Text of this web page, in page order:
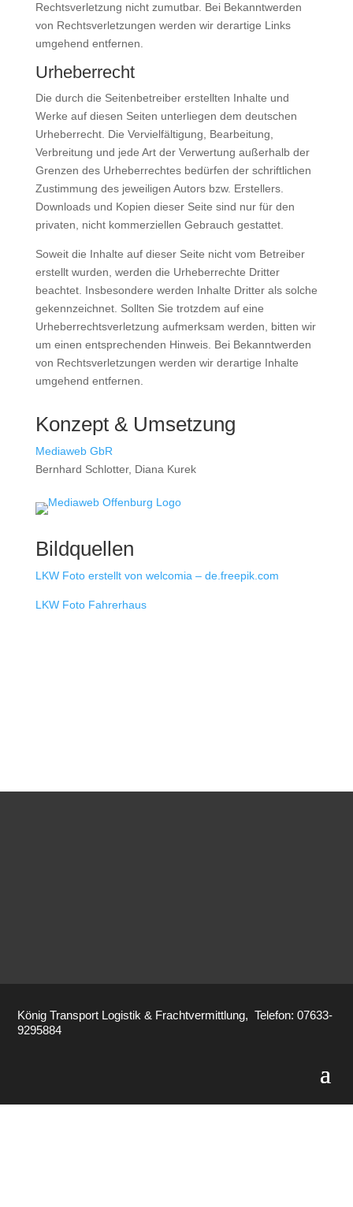
Rechtsverletzung nicht zumutbar. Bei Bekanntwerden
von Rechtsverletzungen werden wir derartige Links
umgehend entfernen.
Urheberrecht
Die durch die Seitenbetreiber erstellten Inhalte und
Werke auf diesen Seiten unterliegen dem deutschen
Urheberrecht. Die Vervielfältigung, Bearbeitung,
Verbreitung und jede Art der Verwertung außerhalb der
Grenzen des Urheberrechtes bedürfen der schriftlichen
Zustimmung des jeweiligen Autors bzw. Erstellers.
Downloads und Kopien dieser Seite sind nur für den
privaten, nicht kommerziellen Gebrauch gestattet.
Soweit die Inhalte auf dieser Seite nicht vom Betreiber
erstellt wurden, werden die Urheberrechte Dritter
beachtet. Insbesondere werden Inhalte Dritter als solche
gekennzeichnet. Sollten Sie trotzdem auf eine
Urheberrechtsverletzung aufmerksam werden, bitten wir
um einen entsprechenden Hinweis. Bei Bekanntwerden
von Rechtsverletzungen werden wir derartige Inhalte
umgehend entfernen.
Konzept & Umsetzung
Mediaweb GbR
Bernhard Schlotter, Diana Kurek
Bildquellen
LKW Foto erstellt von welcomia – de.freepik.com
LKW Foto Fahrerhaus
König Transport Logistik & Frachtvermittlung, Telefon: 07633-
9295884